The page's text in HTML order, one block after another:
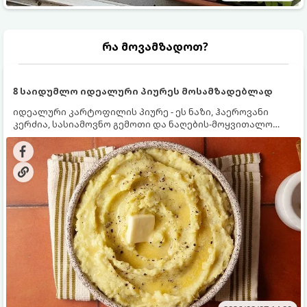
რა მოვამზადოთ?
8 საიდუმლო იდეალური პიურეს მოსამზადებლად
იდეალური კარტოფილის პიურე - ეს ნაზი, ჰაეროვანი
კერძია, სასიამოვნო გემოთი და ნაღების-მოყვითალო
ფერით. მისი მომზადება ძალიან მარტივია, მაგრამ
არსებობს რამდენიმე საიდუმლო, რომლებიც უნდა
იცოდეთ, რომ პიურე იდეალურად გემრიელი გამოვიდეს.